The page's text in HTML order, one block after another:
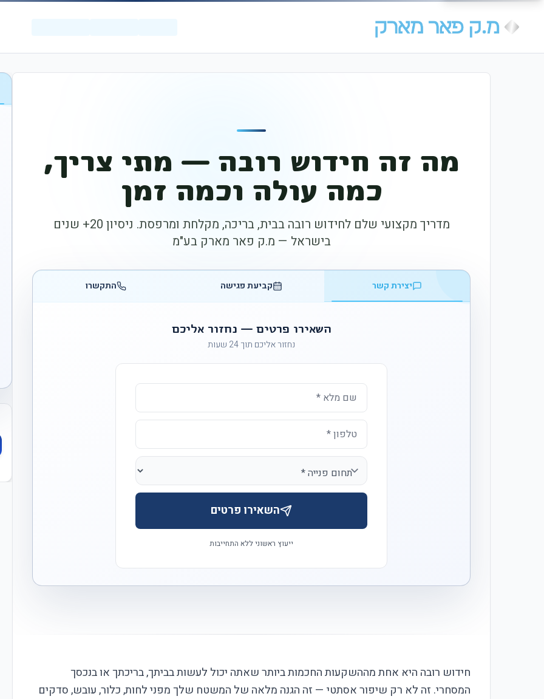
מה זה חידוש רובה — מתי צריך,
כמה עולה וכמה זמן
מדריך מקצועי שלם לחידוש רובה בבית, בריכה, מקלחת ומרפסת. ניסיון 20+ שנים
בישראל — מ.ק פאר מארק בע"מ
יצירת קשר קביעת פגישה התקשרו
השאירו פרטים — נחזור אליכם
נחזור אליכם תוך 24 שעות
השאירו פרטים
ייעוץ ראשוני ללא התחייבות
חידוש רובה היא אחת מההשקעות החכמות ביותר שאתה יכול לעשות בביתך, בריכתך או בנכסך
המסחרי. זה לא רק שיפור אסתטי — זה הגנה מלאה של המשטח שלך מפני לחות, כלור, עובש, סדקים